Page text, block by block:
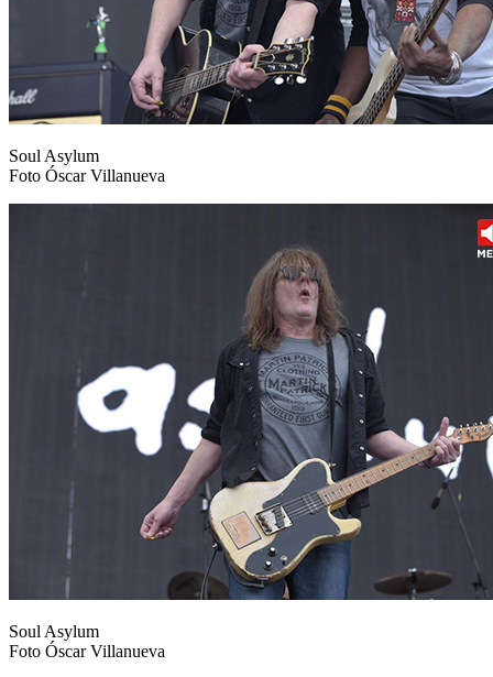
Soul Asylum
Foto Óscar Villanueva
Soul Asylum
Foto Óscar Villanueva